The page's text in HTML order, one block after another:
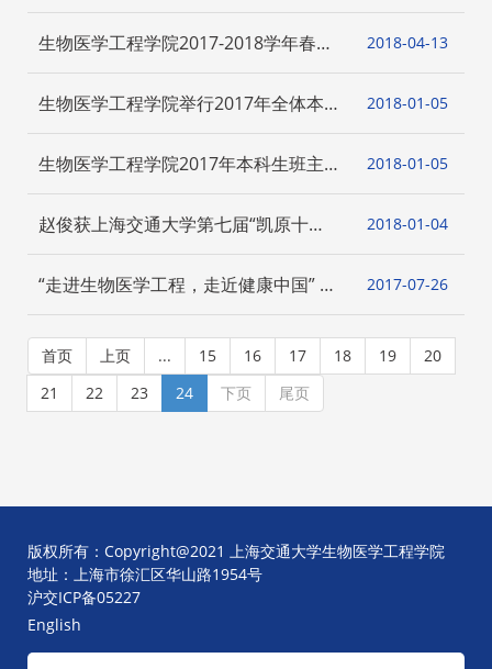
生-导师交流活动
生物医学工程学院2017-2018学年春季
学期班主任工作会顺利召开
13
2018-04
生物医学工程学院举行2017年全体本科
生大会
05
2018-01
生物医学工程学院2017年本科生班主任
工作总结会议举行
05
2018-01
赵俊获上海交通大学第七届“凯原十
佳”教师称号
04
2018-01
“走进生物医学工程，走近健康中国” 高
中生夏令营圆满举办
26
2017-07
首页 上页 ... 15 16 17 18 19
20
21
22 23 24 下页 尾页
版权所有：Copyright@2021 上海交通大学生物医学工程学院
地址：上海市徐汇区华山路1954号
沪交ICP备05227
English